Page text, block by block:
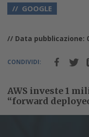
GOOGLE
// Data pubblicazione:
CONDIVIDI:
AWS investe 1
“forward